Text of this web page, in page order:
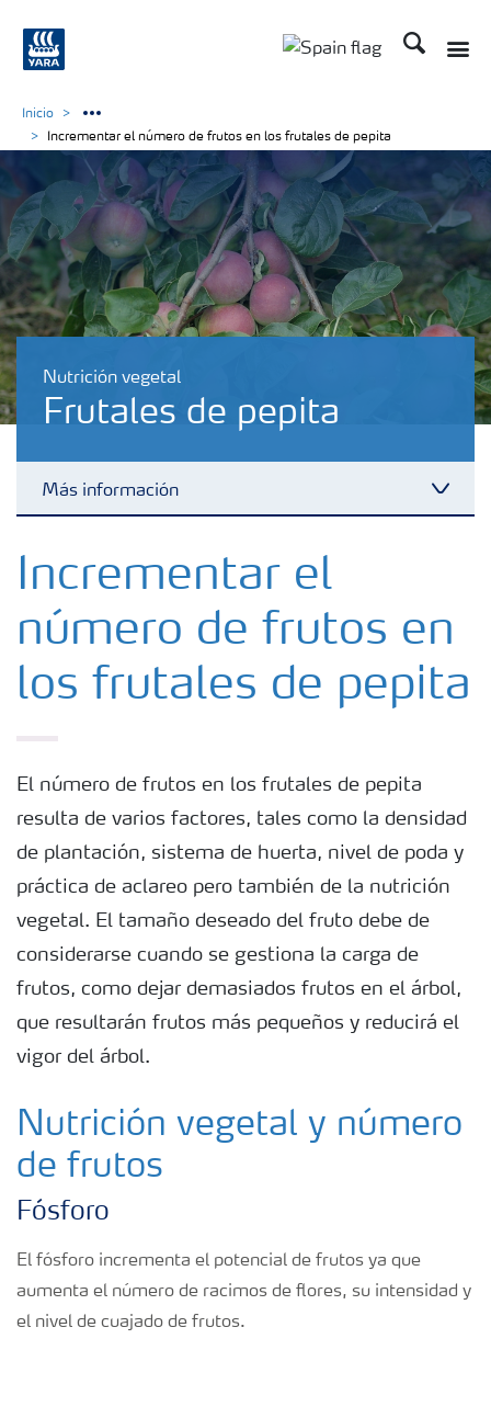
Buscar
Nutrición vegetal
Frutales de pepita
Más información
Herramientas y servicios
Almacenaje y uso de fertilizantes
Consejos para la aplicación de fertilizantes
Suscripción Yara
Inicio
Incrementar el número de frutos en los frutales de pepita
Incrementar el
número de frutos en
los frutales de pepita
El número de frutos en los frutales de pepita
resulta de varios factores, tales como la densidad
de plantación, sistema de huerta, nivel de poda y
práctica de aclareo pero también de la nutrición
vegetal. El tamaño deseado del fruto debe de
considerarse cuando se gestiona la carga de
frutos, como dejar demasiados frutos en el árbol,
que resultarán frutos más pequeños y reducirá el
vigor del árbol.
Nutrición vegetal y número
de frutos
Fósforo
El fósforo incrementa el potencial de frutos ya que
aumenta el número de racimos de flores, su intensidad y
el nivel de cuajado de frutos.